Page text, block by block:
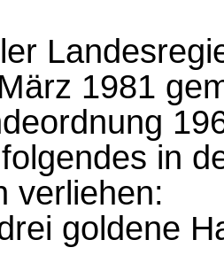
1981
in
verliehen:
goldene